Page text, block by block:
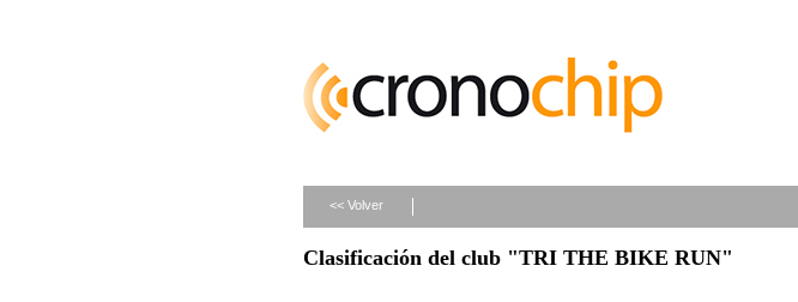
<< Volver
Clasificación del club "TRI THE BIKE RUN"